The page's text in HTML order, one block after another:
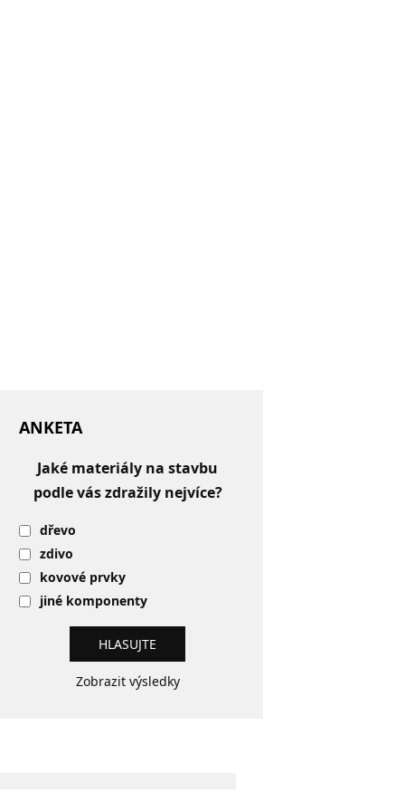
ANKETA
Jaké materiály na stavbu
podle vás zdražily nejvíce?
dřevo
zdivo
kovové prvky
jiné komponenty
Zobrazit výsledky